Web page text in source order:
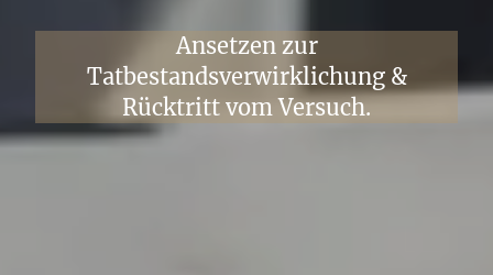
Ansetzen zur
Tatbestandsverwirklichung &
Rücktritt vom Versuch.